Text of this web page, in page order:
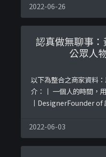
https://
photos/
2022-06-26
認真做無聊事：
公眾人
以下為整合之商家資料
介：丨 一個人的時間，
丨DesignerFounder of
https://
ife/posts/
book.com/
2022-06-03